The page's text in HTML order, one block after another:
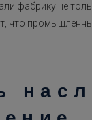
фабрику не
что